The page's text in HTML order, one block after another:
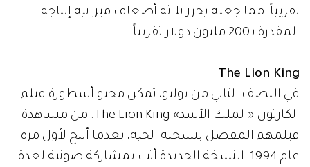
تقريباً، مما جعله يحرز ثلاثة أضعاف ميزانية إنتاجه
المقدرة بـ200 مليون دولار تقريباً.
The Lion King
في النصف الثاني من يوليو، تمكن محبو أسطورة فيلم
الكارتون «الملك الأسد» The Lion King. من مشاهدة
فيلمهم المفضل بنسخته الحية، بعدما أنتج لأول مرة
عام 1994، النسخة الجديدة أتت بمشاركة صوتية لعدة